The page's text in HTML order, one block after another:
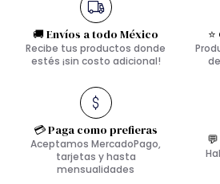
🚚 Envíos a todo México
Recibe tus productos donde
estés ¡sin costo adicional!
💳 Paga como prefieras
Aceptamos MercadoPago,
tarjetas y hasta
mensualidades